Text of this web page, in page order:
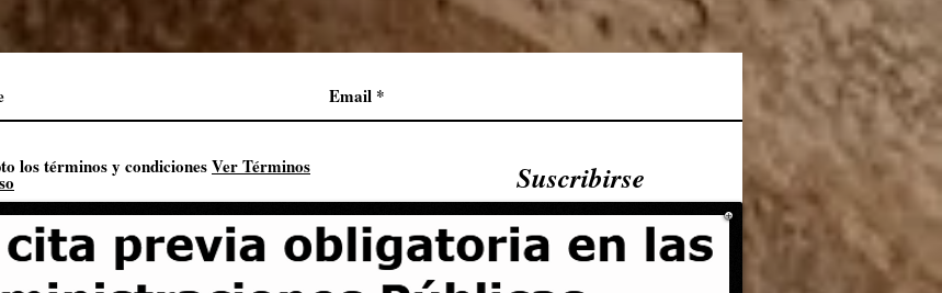
los términos y condicionesVer Términos Suscribirse